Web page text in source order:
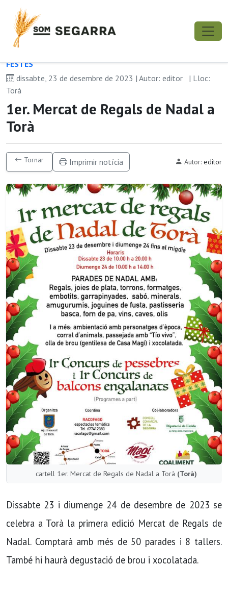
FESTES
dissabte, 23 de desembre de 2023 | Autor: editor
| Lloc:
Torà
1er. Mercat de Regals de Nadal a
Torà
Tornar Imprimir notícia Autor: editor
cartell 1er. Mercat de Regals de Nadal a Torà (Torà)
Dissabte 23 i diumenge 24 de desembre de 2023 se
celebra a Torà la primera edició Mercat de Regals de
Nadal. Comptarà amb més de 50 parades i 8 tallers.
També hi haurà degustació de brou i xocolatada.